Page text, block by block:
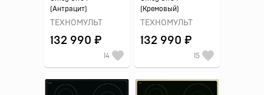
(Антрацит)
ТЕХНОМУЛЬТ
132 990 ₽
14
(Кремовый)
ТЕХНОМУЛЬТ
132 990 ₽
15